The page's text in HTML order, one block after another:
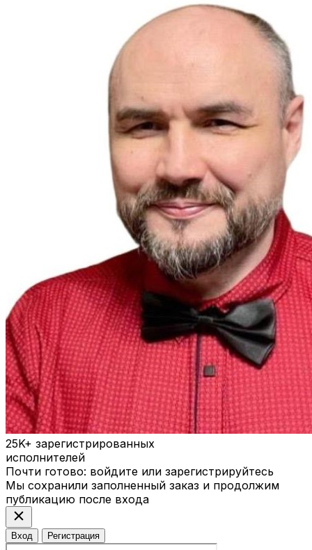
25K+ зарегистрированных
исполнителей
Почти готово: войдите или зарегистрируйтесь
Мы сохранили заполненный заказ и продолжим
публикацию после входа
close
Вход Регистрация